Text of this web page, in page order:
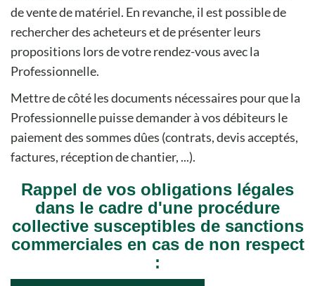
de vente de matériel. En revanche, il est possible de
rechercher des acheteurs et de présenter leurs
propositions lors de votre rendez-vous avec la
Professionnelle.
Mettre de côté les documents nécessaires pour que la
Professionnelle puisse demander à vos débiteurs le
paiement des sommes dûes (contrats, devis acceptés,
factures, réception de chantier, ...).
Rappel de vos obligations légales
dans le cadre d'une procédure
collective susceptibles de sanctions
commerciales en cas de non respect
: